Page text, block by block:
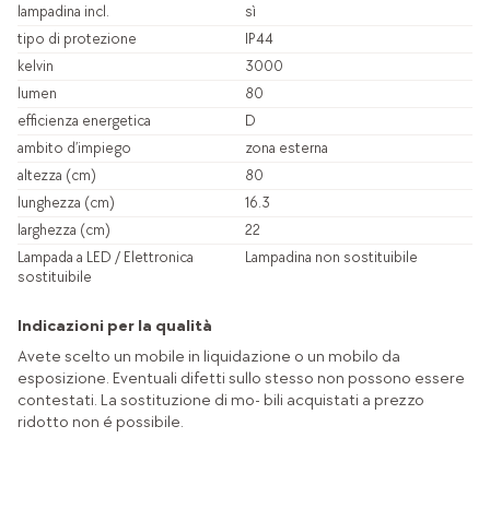
lampadina incl.
sì
tipo di protezione
IP44
kelvin
3000
lumen
80
efficienza energetica
D
ambito d’impiego
zona esterna
altezza (cm)
80
lunghezza (cm)
16.3
larghezza (cm)
22
Lampada a LED / Elettronica
sostituibile
Lampadina non sostituibile
Indicazioni per la qualità
Avete scelto un mobile in liquidazione o un mobilo da
esposizione. Eventuali difetti sullo stesso non possono essere
contestati. La sostituzione di mo- bili acquistati a prezzo
ridotto non é possibile.